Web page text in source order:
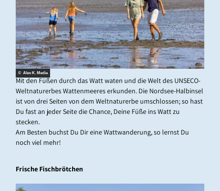
© Alex K. Media
Mit den Füßen durch das Watt waten und die Welt des UNSECO-
Weltnaturerbes Wattenmeeres erkunden. Die Nordsee-Halbinsel
ist von drei Seiten von dem Weltnaturerbe umschlossen; so hast
Du fast an jeder Seite die Chance, Deine Füße ins Watt zu
stecken.
Am Besten buchst Du Dir eine Wattwanderung, so lernst Du
noch viel mehr!
Frische Fischbrötchen